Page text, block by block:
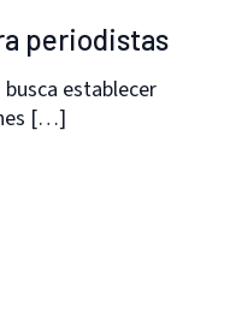
periodistas
establecer
[…]